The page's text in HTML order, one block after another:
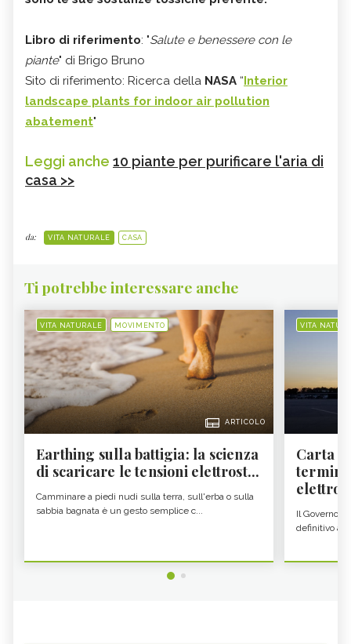
Libro di riferimento: "Salute e benessere con le
piante" di Brigo Bruno
Sito di riferimento: Ricerca della NASA “Interior
landscape plants for indoor air pollution
abatement"
Leggi anche 10 piante per purificare l'aria di
casa >>
da: VITA NATURALE CASA
Ti potrebbe interessare anche
VITA NATURALE MOVIMENTO
ARTICOLO
Earthing sulla battigia: la scienza
di scaricare le tensioni elettrost...
Camminare a piedi nudi sulla terra, sull'erba o sulla
sabbia bagnata è un gesto semplice c...
VITA
Carta
Il Governo
definitivo